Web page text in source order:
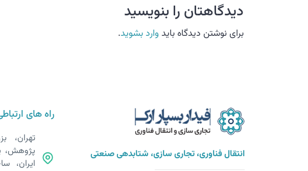
دیدگاهتان را بنویسید
برای نوشتن دیدگاه باید وارد بشوید.
انتقال فناوری، تجاری سازی، شتابدهی صنعتی
راه های
تهران،
پژوهش،
ایران،